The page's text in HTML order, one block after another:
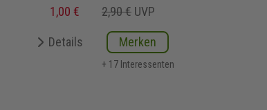
1,00 €
2,90 € UVP
Details Merken
+ 17 Interessenten